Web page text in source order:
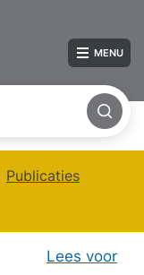
MENU
Publicaties
Lees voor